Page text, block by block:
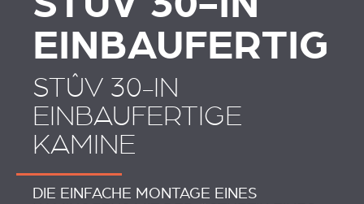
EINBAUFERTIG
STÛV 30-IN
EINBAUFERTIGE
KAMINE
DIE EINFACHE MONTAGE EINES